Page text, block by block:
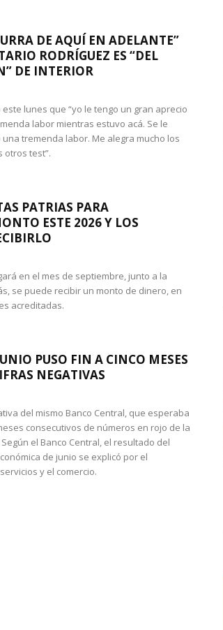
DE AQUÍ EN ADELANTE”
RODRÍGUEZ ES “DEL
DE INTERIOR
lunes que “yo le tengo un gran aprecio
labor mientras estuvo acá. Se le
tremenda labor. Me alegra mucho los
otros test”.
PATRIAS PARA
ESTE 2026 Y LOS
en el mes de septiembre, junto a la
se puede recibir un monto de dinero, en
acreditadas.
PUSO FIN A CINCO MESES
NEGATIVAS
del mismo Banco Central, que esperaba
consecutivos de números en rojo de la
el Banco Central, el resultado del
de junio se explicó por el
y el comercio.